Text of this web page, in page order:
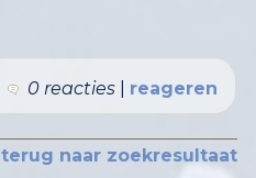
0 reacties reageren
terug naar zoekresultaat